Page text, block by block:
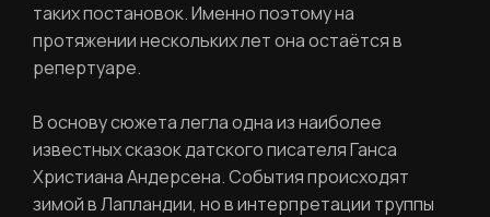
таких постановок. Именно поэтому на
протяжении нескольких лет она остаётся в
репертуаре.
В основу сюжета легла одна из наиболее
известных сказок датского писателя Ганса
Христиана Андерсена. События происходят
зимой в Лапландии, но в интерпретации труппы